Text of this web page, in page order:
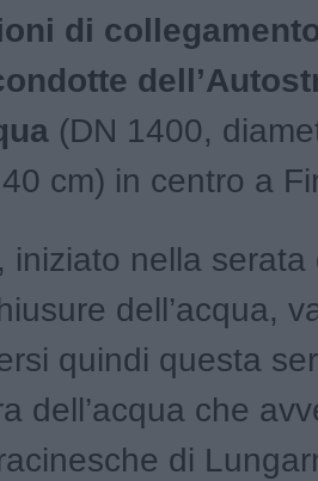
di
(DN 1400,
cm) in centro a
iniziato nella
dell’acqua,
quindi questa
dell’acqua che
di